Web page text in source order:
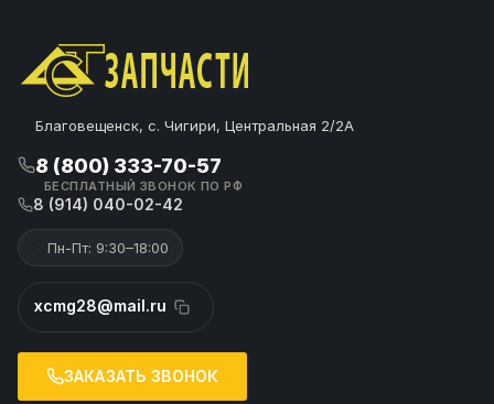
Благовещенск, с. Чигири, Центральная 2/2А
8 (800) 333-70-57
БЕСПЛАТНЫЙ ЗВОНОК ПО РФ
8 (914) 040-02-42
Пн-Пт: 9:30–18:00
xcmg28@mail.ru
ЗАКАЗАТЬ ЗВОНОК